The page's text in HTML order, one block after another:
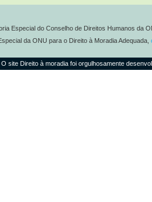
Especial do Conselho de Direitos Humanos da
da ONU para o Direito à Moradia Adequada,
O site Direito à moradia foi orgulhosamente